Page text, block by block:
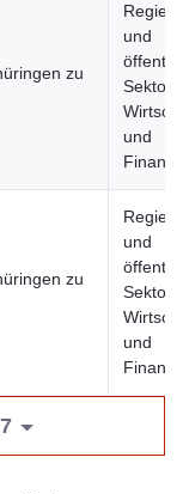
zu
und
Sektor,
und
zu
und
Sektor,
und